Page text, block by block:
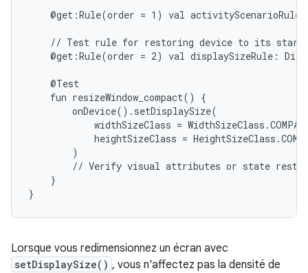
@get:Rule(order = 1) val activityScenarioRule
// Test rule for restoring device to its
@get:Rule(order = 2) val displaySizeRule:
fun resizeWindow_compact()
widthSizeClass =
heightSizeClass =
// Verify visual attributes or state
}
Lorsque vous redimensionnez un écran avec
setDisplaySize() , vous n'affectez pas la densité de